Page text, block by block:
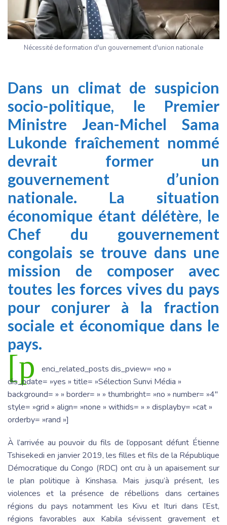
Nécessité de formation d'un gouvernement d'union nationale
Dans un climat de suspicion
socio-politique, le Premier
Ministre Jean-Michel Sama
Lukonde fraîchement nommé
devrait former un
gouvernement d’union
nationale. La situation
économique étant délétère, le
Chef du gouvernement
congolais se trouve dans une
mission de composer avec
toutes les forces vives du pays
pour conjurer à la fraction
sociale et économique dans le
pays.
[p
enci_related_posts dis_pview= »no »
dis_pdate= »yes » title= »Sélection Sunvi Média »
background= » » border= » » thumbright= »no » number= »4″
style= »grid » align= »none » withids= » » displayby= »cat »
orderby= »rand »]
À l’arrivée au pouvoir du fils de l’opposant défunt Étienne
Tshisekedi en janvier 2019, les filles et fils de la République
Démocratique du Congo (RDC) ont cru à un apaisement sur
le plan politique à Kinshasa. Mais jusqu’à présent, les
violences et la présence de rébellions dans certaines
régions du pays notamment les Kivu et Ituri dans l’Est,
régions favorables aux Kabila sévissent gravement et